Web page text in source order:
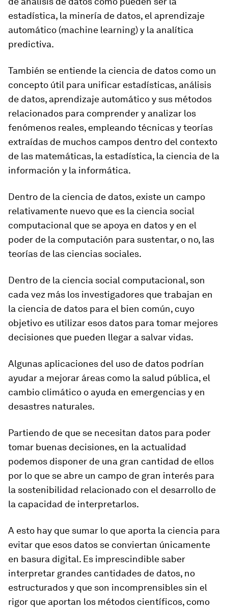
estadística, la minería de datos, el aprendizaje
automático (machine learning) y la analítica
predictiva.
También se entiende la ciencia de datos como un
concepto útil para unificar estadísticas, análisis
de datos, aprendizaje automático y sus métodos
relacionados para comprender y analizar los
fenómenos reales, empleando técnicas y teorías
extraídas de muchos campos dentro del contexto
de las matemáticas, la estadística, la ciencia de la
información y la informática.
Dentro de la ciencia de datos, existe un campo
relativamente nuevo que es la ciencia social
computacional que se apoya en datos y en el
poder de la computación para sustentar, o no, las
teorías de las ciencias sociales.
Dentro de la ciencia social computacional, son
cada vez más los investigadores que trabajan en
la ciencia de datos para el bien común, cuyo
objetivo es utilizar esos datos para tomar mejores
decisiones que pueden llegar a salvar vidas.
Algunas aplicaciones del uso de datos podrían
ayudar a mejorar áreas como la salud pública, el
cambio climático o ayuda en emergencias y en
desastres naturales.
Partiendo de que se necesitan datos para poder
tomar buenas decisiones, en la actualidad
podemos disponer de una gran cantidad de ellos
por lo que se abre un campo de gran interés para
la sostenibilidad relacionado con el desarrollo de
la capacidad de interpretarlos.
A esto hay que sumar lo que aporta la ciencia para
evitar que esos datos se conviertan únicamente
en basura digital. Es imprescindible saber
interpretar grandes cantidades de datos, no
estructurados y que son incomprensibles sin el
rigor que aportan los métodos científicos, como